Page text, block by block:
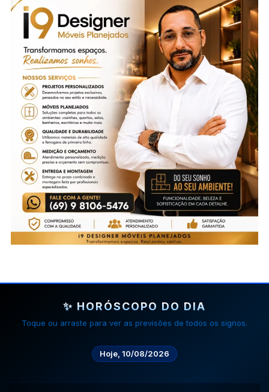
✨ HORÓSCOPO DO DIA
Toque ou arraste para ver as previsões de todos os signos.
Hoje, 10/08/2026